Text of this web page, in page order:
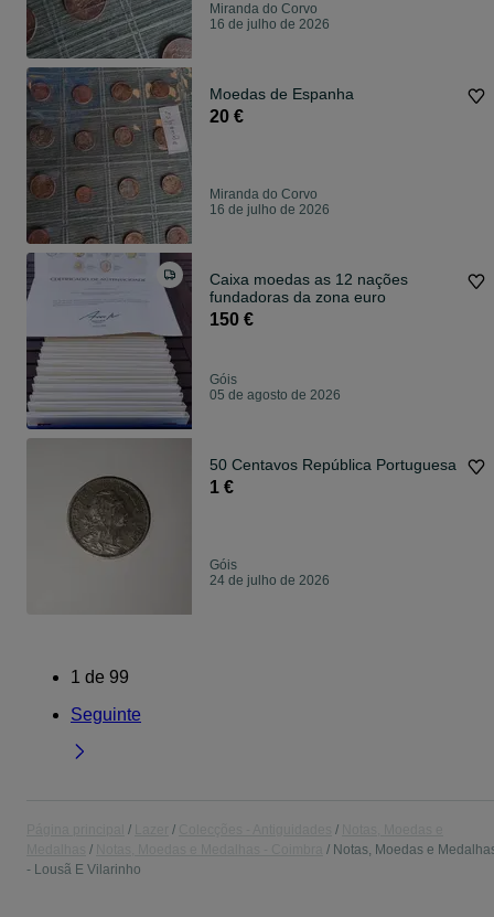
Miranda do Corvo
16 de julho de 2026
Moedas de Espanha
20 €
Miranda do Corvo
16 de julho de 2026
Caixa moedas as 12 nações
fundadoras da zona euro
150 €
Góis
05 de agosto de 2026
50 Centavos República Portuguesa
1 €
Góis
24 de julho de 2026
1 de 99
Seguinte
Notas, Moedas e
- Lousã E Vilarinho